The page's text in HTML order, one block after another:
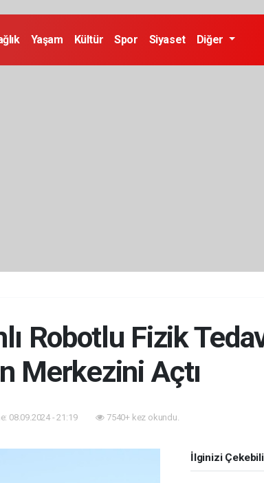
Yaşam Kültür Spor Siyaset Diğer
Robotlu Fizik
Merkezini Açtı
08.09.2024 - 21:19 7540+ kez okundu.
İlginizi